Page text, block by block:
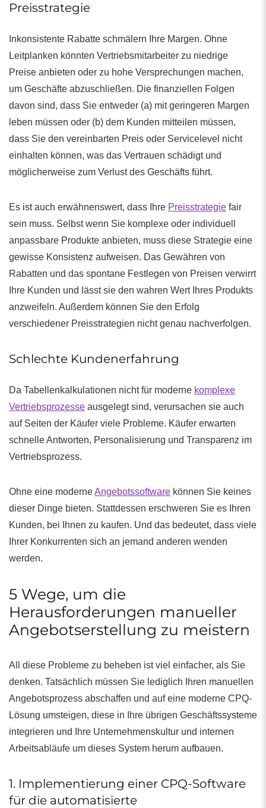
Preisstrategie
Inkonsistente Rabatte schmälern Ihre Margen. Ohne
Leitplanken könnten Vertriebsmitarbeiter zu niedrige
Preise anbieten oder zu hohe Versprechungen machen,
um Geschäfte abzuschließen. Die finanziellen Folgen
davon sind, dass Sie entweder (a) mit geringeren Margen
leben müssen oder (b) dem Kunden mitteilen müssen,
dass Sie den vereinbarten Preis oder Servicelevel nicht
einhalten können, was das Vertrauen schädigt und
möglicherweise zum Verlust des Geschäfts führt.
Es ist auch erwähnenswert, dass Ihre Preisstrategie fair
sein muss. Selbst wenn Sie komplexe oder individuell
anpassbare Produkte anbieten, muss diese Strategie eine
gewisse Konsistenz aufweisen. Das Gewähren von
Rabatten und das spontane Festlegen von Preisen verwirrt
Ihre Kunden und lässt sie den wahren Wert Ihres Produkts
anzweifeln. Außerdem können Sie den Erfolg
verschiedener Preisstrategien nicht genau nachverfolgen.
Schlechte Kundenerfahrung
Da Tabellenkalkulationen nicht für moderne komplexe
Vertriebsprozesse ausgelegt sind, verursachen sie auch
auf Seiten der Käufer viele Probleme. Käufer erwarten
schnelle Antworten, Personalisierung und Transparenz im
Vertriebsprozess.
Ohne eine moderneAngebotssoftware können Sie keines
dieser Dinge bieten. Stattdessen erschweren Sie es Ihren
Kunden, bei Ihnen zu kaufen. Und das bedeutet, dass viele
Ihrer Konkurrenten sich an jemand anderen wenden
werden.
5 Wege, um die
Herausforderungen manueller
Angebotserstellung zu meistern
All diese Probleme zu beheben ist viel einfacher, als Sie
denken. Tatsächlich müssen Sie lediglich Ihren manuellen
Angebotsprozess abschaffen und auf eine moderne CPQ-
Lösung umsteigen, diese in Ihre übrigen Geschäftssysteme
integrieren und Ihre Unternehmenskultur und internen
Arbeitsabläufe um dieses System herum aufbauen.
1. Implementierung einer CPQ-Software
für die automatisierte